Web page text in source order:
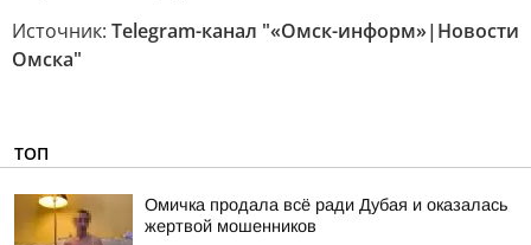
Источник: Telegram-канал "«Омск-информ»|Новости
Омска"
ТОП
Омичка продала всё ради Дубая и оказалась
жертвой мошенников